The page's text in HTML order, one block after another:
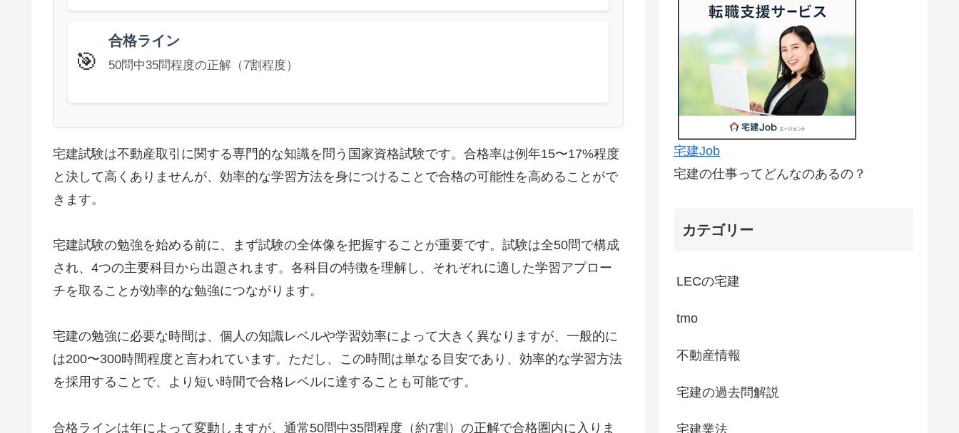
🎯
合格ライン
50問中35問程度の正解（7割程度）
宅建試験は不動産取引に関する専門的な知識を問う国家資格試験です。合格率は例年15〜17%程度
と決して高くありませんが、効率的な学習方法を身につけることで合格の可能性を高めることがで
きます。
宅建試験の勉強を始める前に、まず試験の全体像を把握することが重要です。試験は全50問で構成
され、4つの主要科目から出題されます。各科目の特徴を理解し、それぞれに適した学習アプロー
チを取ることが効率的な勉強につながります。
宅建の勉強に必要な時間は、個人の知識レベルや学習効率によって大きく異なりますが、一般的に
は200〜300時間程度と言われています。ただし、この時間は単なる目安であり、効率的な学習方法
を採用することで、より短い時間で合格レベルに達することも可能です。
合格ラインは年によって変動しますが、通常50問中35問程度（約7割）の正解で合格圏内に入りま
宅建Job
宅建の仕事ってどんなのあるの？
カテゴリー
LECの宅建
tmo
不動産情報
宅建の過去問解説
宅建業法